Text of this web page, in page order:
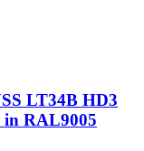
LT34B HD3
in RAL9005